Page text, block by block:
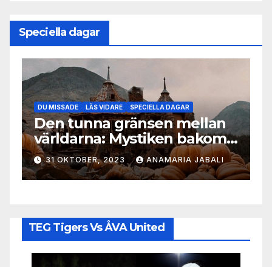
Speciella dagar
DU MISSADE LÄS VIDARE SPECIELLA DAGAR
Den tunna gränsen mellan
världarna: Mystiken bakom
Halloween-firandet
31 OKTOBER, 2023 ANAMARIA JABALI
TEG Tigers Vs ÅVA United